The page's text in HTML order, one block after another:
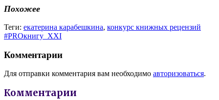
Похожее
Теги: екатерина карабешкина, конкурс книжных рецензий
#PROкнигу_XXI
Комментарии
Для отправки комментария вам необходимо авторизоваться.
Комментарии